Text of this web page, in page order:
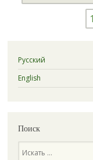
Русский
English
Поиск